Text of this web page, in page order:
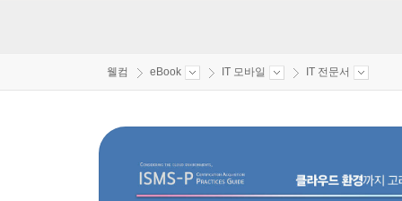
웰컴 eBook IT 모바일 IT 전문서